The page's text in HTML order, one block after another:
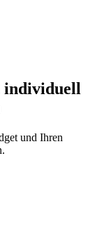
und Ihren